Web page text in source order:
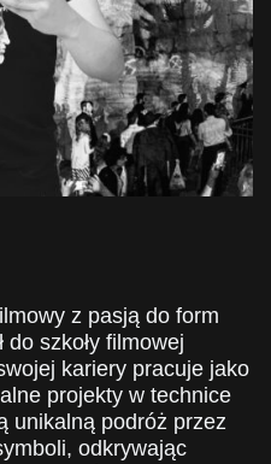
z pasją do form
szkoły filmowej
kariery pracuje jako
projekty w technice
unikalną podróż przez
odkrywając